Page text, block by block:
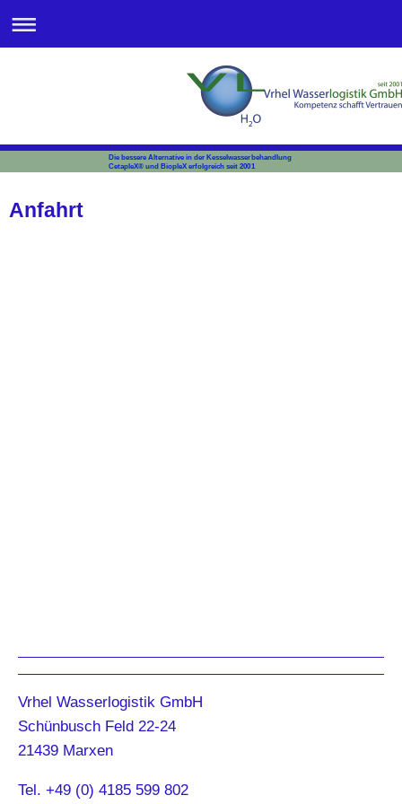
Die bessere Alternative in der Kesselwasserbehandlung
CetapleX® und BiopleX erfolgreich seit 2001
Anfahrt
Vrhel Wasserlogistik GmbH
Schünbusch Feld 22-24
21439 Marxen
Tel. +49 (0) 4185 599 802